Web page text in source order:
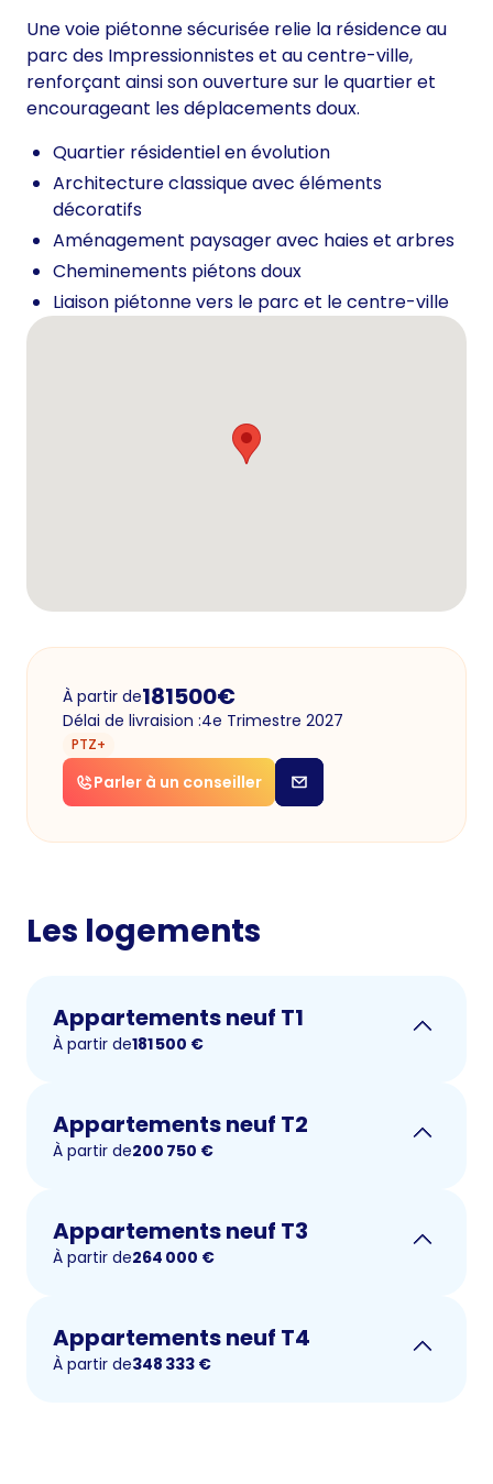
Une voie piétonne sécurisée relie la résidence au
parc des Impressionnistes et au centre-ville,
renforçant ainsi son ouverture sur le quartier et
encourageant les déplacements doux.
Quartier résidentiel en évolution
Architecture classique avec éléments
décoratifs
Aménagement paysager avec haies et arbres
Cheminements piétons doux
Liaison piétonne vers le parc et le centre-ville
À partir de181500€
Délai de livraision :4e Trimestre 2027
PTZ+
Parler à un conseiller
Les logements
Appartements neuf T1
À partir de181 500 €
Appartements neuf T2
À partir de200 750 €
Appartements neuf T3
À partir de264 000 €
Appartements neuf T4
À partir de348 333 €